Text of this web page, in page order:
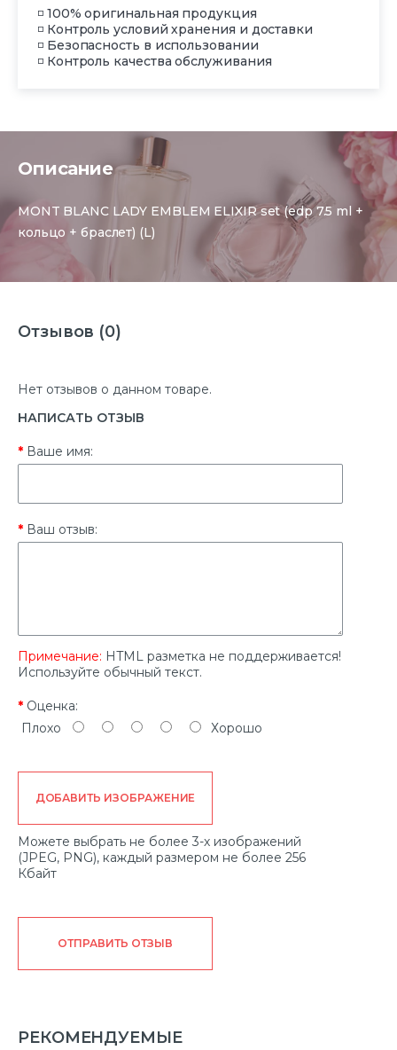
◽ 100% оригинальная продукция
◽ Контроль условий хранения и доставки
◽ Безопасность в использовании
◽ Контроль качества обслуживания
Описание
MONT BLANC LADY EMBLEM ELIXIR set (edp 7.5 ml +
кольцо + браслет) (L)
Отзывов (0)
Нет отзывов о данном товаре.
НАПИСАТЬ ОТЗЫВ
Ваше имя:
Ваш отзыв:
Примечание: HTML разметка не поддерживается!
Используйте обычный текст.
Оценка:
Плохо
Хорошо
ДОБАВИТЬ ИЗОБРАЖЕНИЕ
Можете выбрать не более 3-х изображений
(JPEG, PNG), каждый размером не более 256
Кбайт
ОТПРАВИТЬ ОТЗЫВ
РЕКОМЕНДУЕМЫЕ